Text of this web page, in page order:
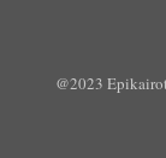
@2023